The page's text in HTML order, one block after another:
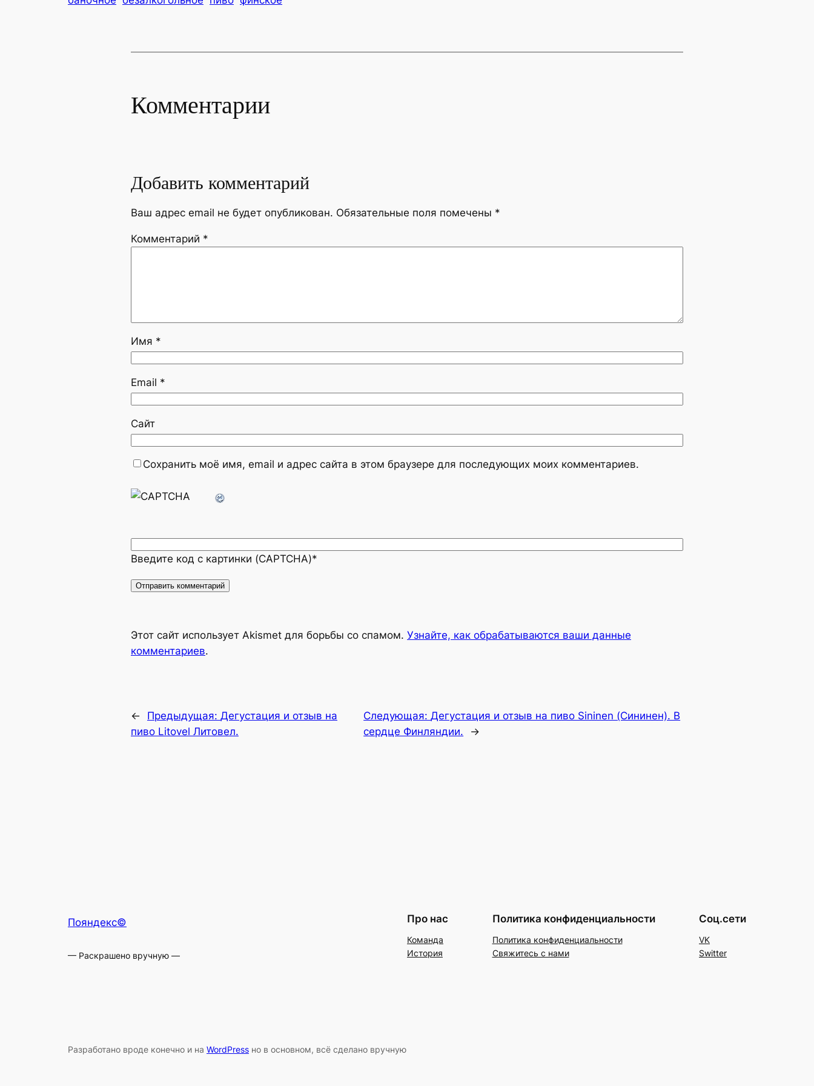
Комментарии
Добавить комментарий
Ваш адрес email не будет опубликован. Обязательные поля помечены *
Комментарий *
Имя *
Email *
Сайт
Сохранить моё имя, email и адрес сайта в этом браузере для последующих моих комментариев.
Введите код с картинки (CAPTCHA)*
Этот сайт использует Akismet для борьбы со спамом. Узнайте, как обрабатываются ваши данные
комментариев.
← Предыдущая: Дегустация и отзыв на
пиво Litovel Литовел.
Следующая:Дегустация и отзыв на пиво Sininen (Сининен). В
сердце Финляндии.
→
Пояндекс©
— Раскрашено вручную —
Про нас
Команда
История
Политика конфиденциальности
Политика конфиденциальности
Свяжитесь с нами
Соц.сети
VK
Switter
Разработано вроде конечно и на WordPress но в основном, всё сделано вручную